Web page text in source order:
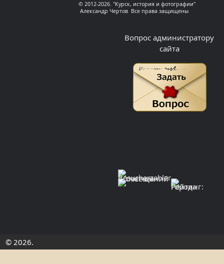
© 2012-2026. "Курск, история и фотографии"
Александр Чертов Все права защищены
Вопрос администратору
сайта
© 2026.